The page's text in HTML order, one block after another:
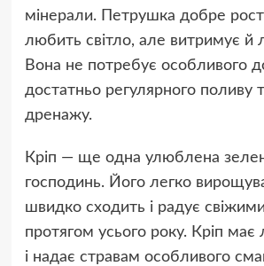
мінерали. Петрушка добре
любить світло, але витримує й
Вона не потребує особливого
достатньо регулярного поливу
дренажу.
Кріп — ще одна улюблена
господинь. Його легко
швидко сходить і радує
протягом усього року. Кріп має
і надає стравам особливого